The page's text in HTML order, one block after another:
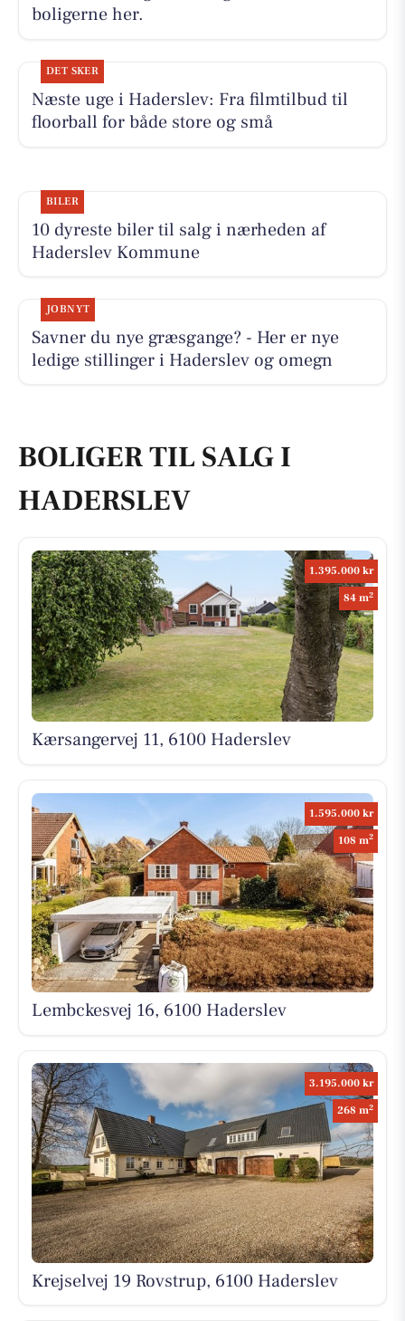
boligerne her.
DET SKER
Næste uge i Haderslev: Fra filmtilbud til
floorball for både store og små
BILER
10 dyreste biler til salg i nærheden af
Haderslev Kommune
JOBNYT
Savner du nye græsgange? - Her er nye
ledige stillinger i Haderslev og omegn
BOLIGER TIL SALG I
HADERSLEV
1.395.000 kr
84 m2
Kærsangervej 11, 6100 Haderslev
1.595.000 kr
108 m2
Lembckesvej 16, 6100 Haderslev
3.195.000 kr
268 m2
Krejselvej 19 Rovstrup, 6100 Haderslev